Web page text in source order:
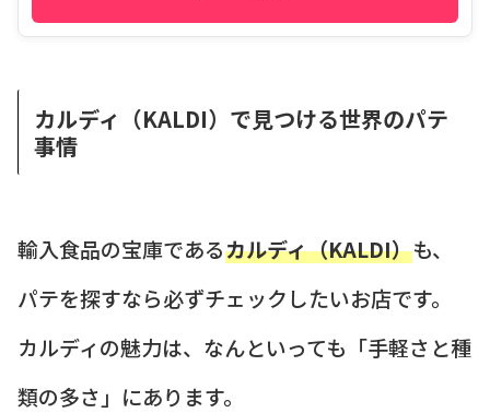
カルディ（KALDI）で見つける世界のパテ
事情
輸入食品の宝庫であるカルディ（KALDI）も、
パテを探すなら必ずチェックしたいお店です。
カルディの魅力は、なんといっても「手軽さと種
類の多さ」にあります。